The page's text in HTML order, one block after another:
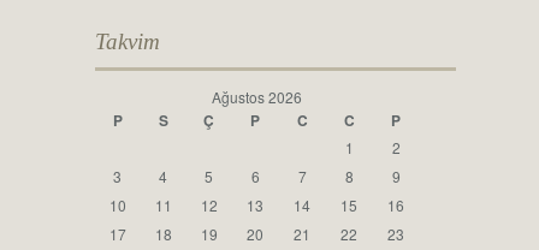
Takvim
Ağustos 2026
P S Ç P C C P
1
2
3
4 5 6 7 8
9
10
11 12 13 14 15
16
17
18 19 20 21 22
23